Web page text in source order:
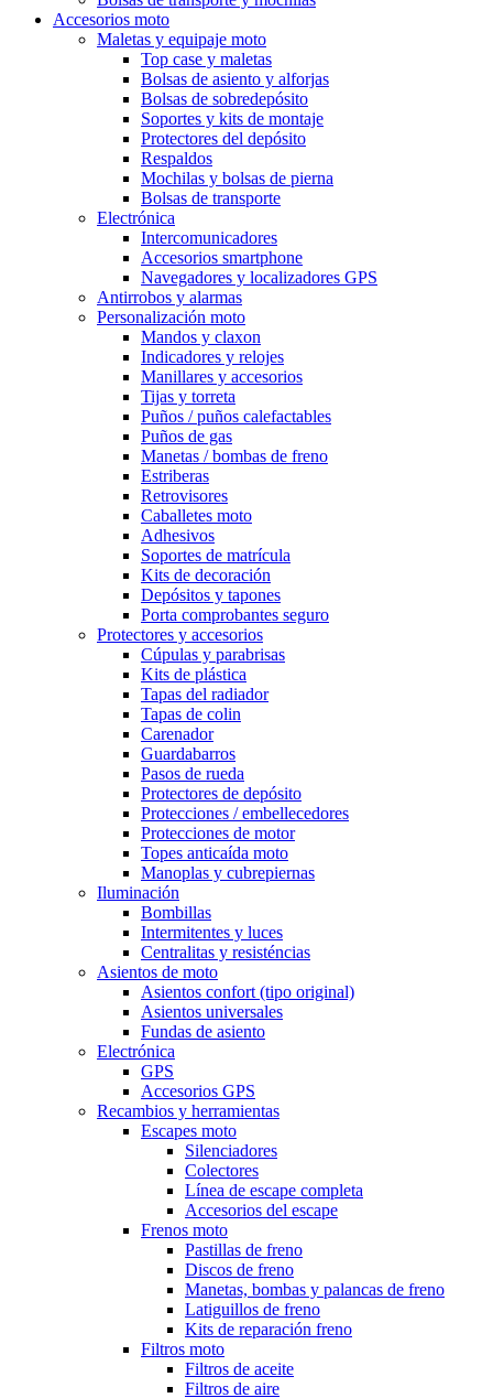
Accesorios moto
Maletas y equipaje moto
Top case y maletas
Bolsas de asiento y alforjas
Bolsas de sobredepósito
Soportes y kits de montaje
Protectores del depósito
Respaldos
Mochilas y bolsas de pierna
Bolsas de transporte
Electrónica
Intercomunicadores
Accesorios smartphone
Navegadores y localizadores GPS
Antirrobos y alarmas
Personalización moto
Mandos y claxon
Indicadores y relojes
Manillares y accesorios
Tijas y torreta
Puños / puños calefactables
Puños de gas
Manetas / bombas de freno
Estriberas
Retrovisores
Caballetes moto
Adhesivos
Soportes de matrícula
Kits de decoración
Depósitos y tapones
Porta comprobantes seguro
Protectores y accesorios
Cúpulas y parabrisas
Kits de plástica
Tapas del radiador
Tapas de colin
Carenador
Guardabarros
Pasos de rueda
Protectores de depósito
Protecciones / embellecedores
Protecciones de motor
Topes anticaída moto
Manoplas y cubrepiernas
Iluminación
Bombillas
Intermitentes y luces
Centralitas y resisténcias
Asientos de moto
Asientos confort (tipo original)
Asientos universales
Fundas de asiento
Electrónica
GPS
Accesorios GPS
Recambios y herramientas
Escapes moto
Silenciadores
Colectores
Línea de escape completa
Accesorios del escape
Frenos moto
Pastillas de freno
Discos de freno
Manetas, bombas y palancas de freno
Latiguillos de freno
Kits de reparación freno
Filtros moto
Filtros de aceite
Filtros de aire